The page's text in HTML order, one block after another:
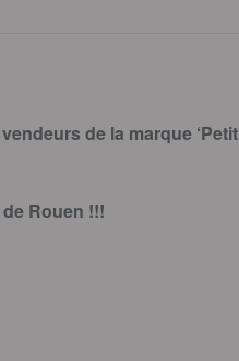
de la marque ‘Petit
Rouen !!!